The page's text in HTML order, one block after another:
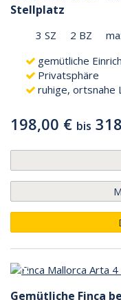
Stellplatz
3 SZ 2 BZ
gemütliche
Privatsphäre
ruhige, ortsnahe
198,00 € bis
Gemütliche Finca